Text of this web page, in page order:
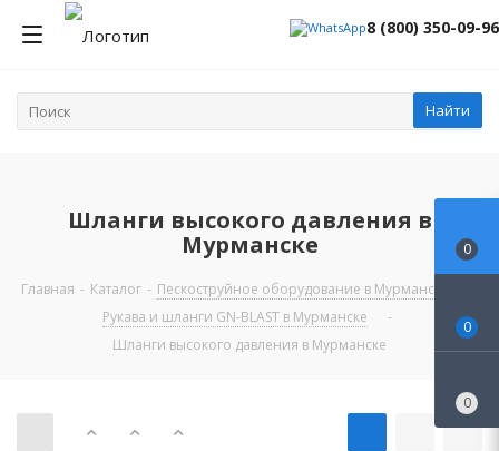
8 (800) 350-09-96
Найти
Шланги высокого давления в
Мурманске
Главная - Каталог - Пескоструйное оборудование в Мурманске
Рукава и шланги GN-BLAST в Мурманске
-
Шланги высокого давления в Мурманске
0
0
0